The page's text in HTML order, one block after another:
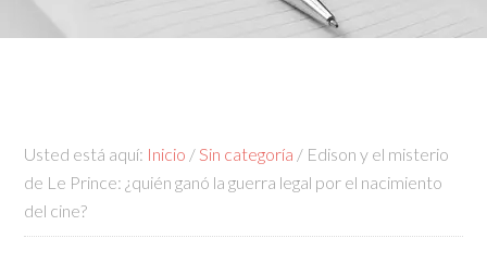
Usted está aquí: Inicio /Sin categoría / Edison y el misterio
de Le Prince: ¿quién ganó la guerra legal por el nacimiento
del cine?